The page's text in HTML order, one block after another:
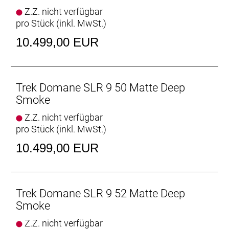
Ausgestattet ist es mit schnell rollenden 32 mm
breiten Reifen, aber dank der Reifenfreiheit bis 38-
mm-Reifen kannst du von glattem Asphalt bis
leichtem Schotter alles unter die Räder nehmen.
Dank im Unterrohr integriertem Staufach und
Aufnahmepunkten am Oberrohr hast du auf deinen
Verfügung.
Raffinierte Integration
Das Domane mit seiner verborgenen
nie dagewesene Integration aus.
Z.Z. nicht verfügbar
pro Stück (inkl. MwSt.)
10.499,00 EUR
Trek Domane SLR 9 50 Matte Deep
Smoke
Z.Z. nicht verfügbar
pro Stück (inkl. MwSt.)
10.499,00 EUR
Trek Domane SLR 9 52 Matte Deep
Smoke
Z.Z. nicht verfügbar